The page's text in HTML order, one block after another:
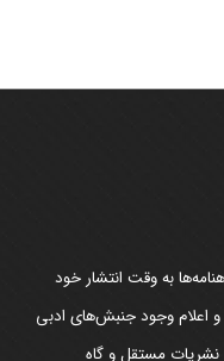
به وقت انتشار خود
و اعلام وجود جنبش‌های ادبی
نشریات مستقل و گاه